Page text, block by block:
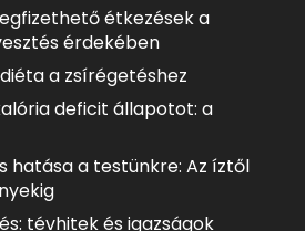
étkezések a
érdekében
a zsírégetéshez
deficit állapotot: a
hatása a testünkre: Az íztől
tévhitek és igazságok